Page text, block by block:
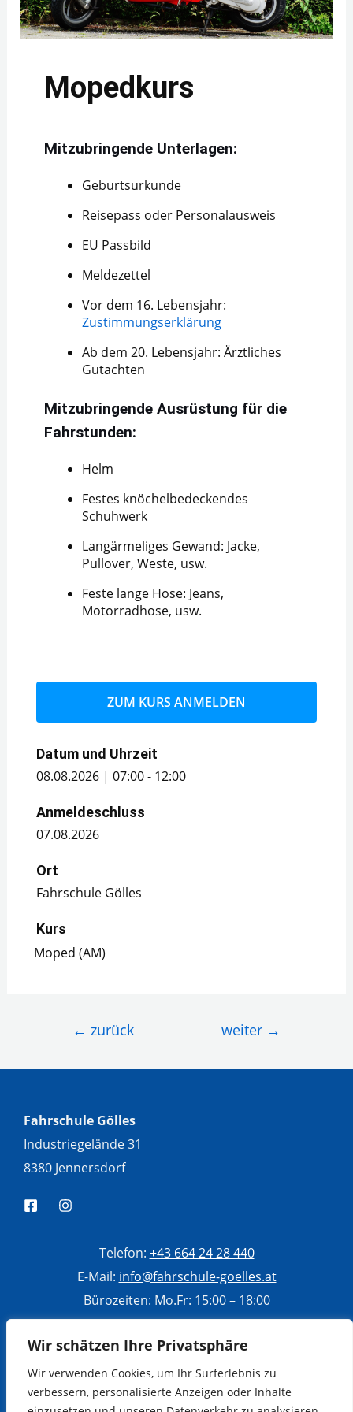
Wir schätzen Ihre Privatsphäre
Wir verwenden Cookies, um Ihr Surferlebnis zu
verbessern, personalisierte Anzeigen oder Inhalte
Mopedkurs
Mitzubringende Unterlagen:
Geburtsurkunde
Reisepass oder Personalausweis
EU Passbild
Meldezettel
Vor dem 16. Lebensjahr:
Zustimmungserklärung
Ab dem 20. Lebensjahr: Ärztliches
Gutachten
Mitzubringende Ausrüstung für die
Fahrstunden:
Helm
Festes knöchelbedeckendes
Schuhwerk
Langärmeliges Gewand: Jacke,
Pullover, Weste, usw.
Feste lange Hose: Jeans,
Motorradhose, usw.
ZUM KURS ANMELDEN
Datum und Uhrzeit
08.08.2026 | 07:00 - 12:00
Anmeldeschluss
07.08.2026
Ort
Fahrschule Gölles
Kurs
Moped (AM)
Beitragsnavigation
← zurück weiter →
Fahrschule Gölles
Industriegelände 31
8380 Jennersdorf
Telefon: +43 664 24 28 440
E-Mail: info@fahrschule-goelles.at
Bürozeiten: Mo.Fr: 15:00 – 18:00
Di, Mi, Do: 10:00 – 13:00
Sa: 9:00 – 12:00